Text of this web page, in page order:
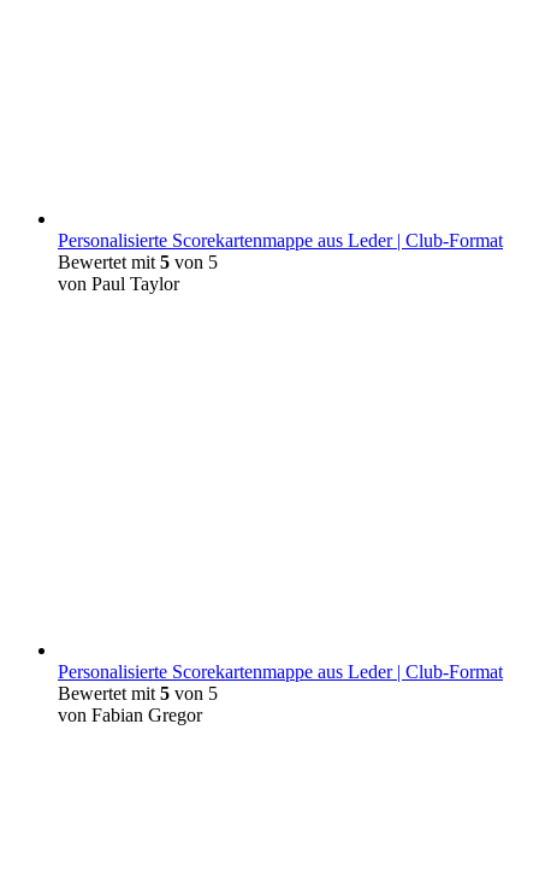
Personalisierte Scorekartenmappe aus Leder | Club-Format
Bewertet mit 5 von 5
von Paul Taylor
Personalisierte Scorekartenmappe aus Leder | Club-Format
Bewertet mit 5 von 5
von Fabian Gregor